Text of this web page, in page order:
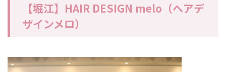
【堀江】HAIR DESIGN melo（ヘアデ
ザインメロ）